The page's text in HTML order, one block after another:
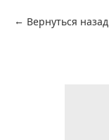
Вернуться назад